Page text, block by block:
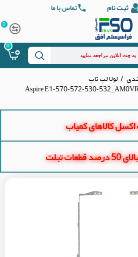
ثبت نام تماس با ما
0
0
لولا لپ تاپ
کالاهای کمیاب
تبلت